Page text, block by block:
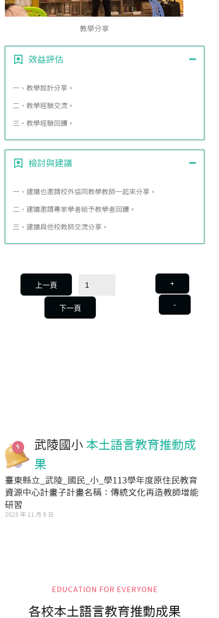
教學分享
效益評估
一、教學設計分享。
二、教學經驗交流。
三、教學經驗回饋。
檢討與建議
一、建議也邀請校外協同教學教師一起來分享。
二、建議邀請專家學者給予教學者回饋。
三、建議與他校教師交流分享。
上一頁
下一頁
+
-
武陵國小 本土語言教育推動成
果
臺東縣立_武陵_國民_小_學113學年度原住民教育
資源中心計畫子計畫名稱：傳統文化再造教師增能
研習
2025 年 11 月 9 日
EDUCATION FOR EVERYONE
各校本土語言教育推動成果